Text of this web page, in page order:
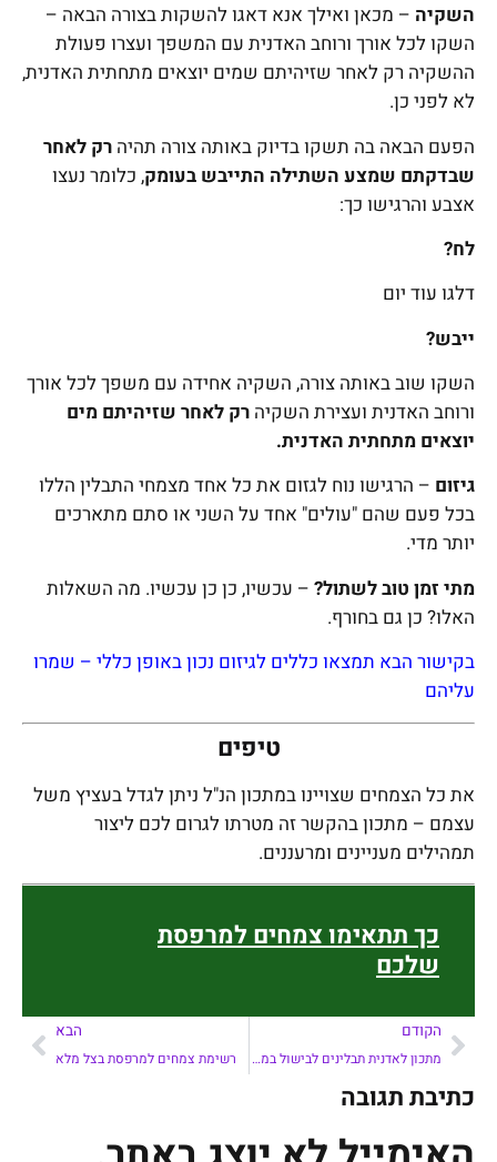
השקיה – מכאן ואילך אנא דאגו להשקות בצורה הבאה –
השקו לכל אורך ורוחב האדנית עם המשפך ועצרו פעולת
ההשקיה רק לאחר שזיהיתם שמים יוצאים מתחתית האדנית,
לא לפני כן.
הפעם הבאה בה תשקו בדיוק באותה צורה תהיה רק לאחר
שבדקתם שמצע השתילה התייבש בעומק, כלומר נעצו
אצבע והרגישו כך:
לח?
דלגו עוד יום
ייבש?
השקו שוב באותה צורה, השקיה אחידה עם משפך לכל אורך
ורוחב האדנית ועצירת השקיה רק לאחר שזיהיתם מים
יוצאים מתחתית האדנית.
גיזום – הרגישו נוח לגזום את כל אחד מצמחי התבלין הללו
בכל פעם שהם "עולים" אחד על השני או סתם מתארכים
יותר מדי.
מתי זמן טוב לשתול? – עכשיו, כן כן עכשיו. מה השאלות
האלו? כן גם בחורף.
בקישור הבא תמצאו כללים לגיזום נכון באופן כללי – שמרו
עליהם
טיפים
את כל הצמחים שצויינו במתכון הנ"ל ניתן לגדל בעציץ משל
עצמם – מתכון בהקשר זה מטרתו לגרום לכם ליצור
תמהילים מעניינים ומרעננים.
כך תתאימו צמחים למרפסת
שלכם
הקודם
מתכון לאדנית תבלינים לבישול במרפסת –
הבא
רשימת צמחים למרפסת בצל מלא
כתיבת תגובה